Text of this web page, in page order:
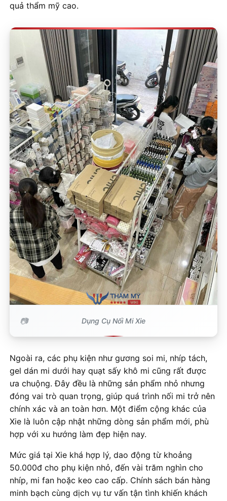
quả thẩm mỹ cao.
Dụng Cụ Nối Mi Xie
Ngoài ra, các phụ kiện như gương soi mi, nhíp tách,
gel dán mi dưới hay quạt sấy khô mi cũng rất được
ưa chuộng. Đây đều là những sản phẩm nhỏ nhưng
đóng vai trò quan trọng, giúp quá trình nối mi trở nên
chính xác và an toàn hơn. Một điểm cộng khác của
Xie là luôn cập nhật những dòng sản phẩm mới, phù
hợp với xu hướng làm đẹp hiện nay.
Mức giá tại Xie khá hợp lý, dao động từ khoảng
50.000đ cho phụ kiện nhỏ, đến vài trăm nghìn cho
nhíp, mi fan hoặc keo cao cấp. Chính sách bán hàng
minh bạch cùng dịch vụ tư vấn tận tình khiến khách